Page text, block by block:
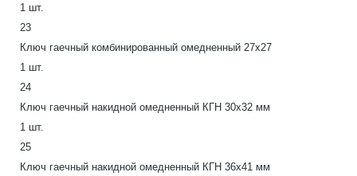
1 шт.
23
Ключ гаечный комбинированный омедненный 27х27
1 шт.
24
Ключ гаечный накидной омедненный КГН 30х32 мм
1 шт.
25
Ключ гаечный накидной омедненный КГН 36х41 мм